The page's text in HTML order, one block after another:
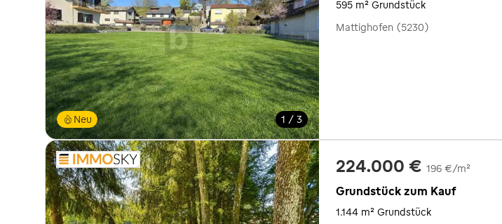
1 / 3
Neu
595 m² Grundstück
Mattighofen (5230)
224.000 € 196 €/m²
Grundstück zum Kauf
1.144 m² Grundstück